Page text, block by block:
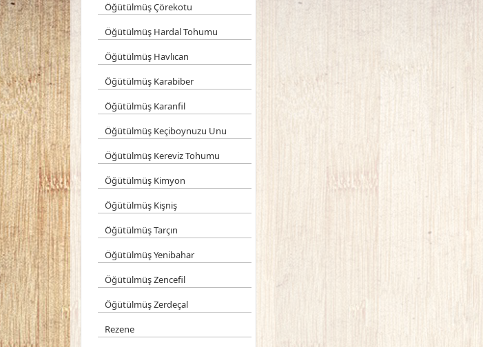
Öğütülmüş Çörekotu
Öğütülmüş Hardal Tohumu
Öğütülmüş Havlıcan
Öğütülmüş Karabiber
Öğütülmüş Karanfil
Öğütülmüş Keçiboynuzu Unu
Öğütülmüş Kereviz Tohumu
Öğütülmüş Kimyon
Öğütülmüş Kişniş
Öğütülmüş Tarçın
Öğütülmüş Yenibahar
Öğütülmüş Zencefil
Öğütülmüş Zerdeçal
Rezene